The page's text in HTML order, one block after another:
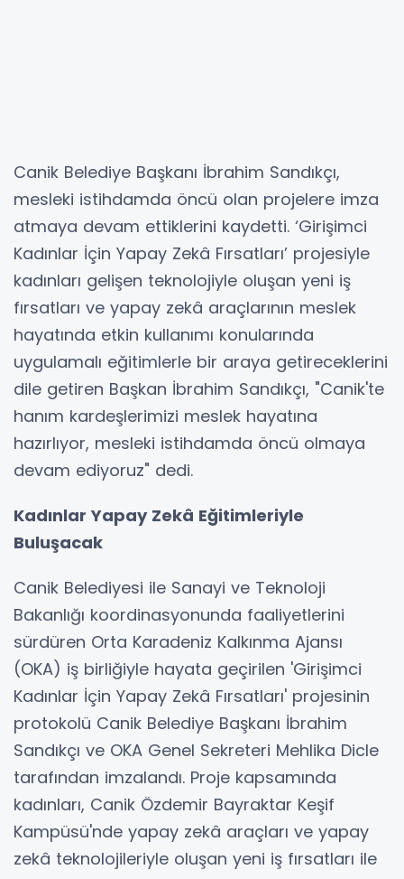
Canik Belediye Başkanı İbrahim Sandıkçı,
mesleki istihdamda öncü olan projelere imza
atmaya devam ettiklerini kaydetti. ‘Girişimci
Kadınlar İçin Yapay Zekâ Fırsatları’ projesiyle
kadınları gelişen teknolojiyle oluşan yeni iş
fırsatları ve yapay zekâ araçlarının meslek
hayatında etkin kullanımı konularında
uygulamalı eğitimlerle bir araya getireceklerini
dile getiren Başkan İbrahim Sandıkçı, "Canik'te
hanım kardeşlerimizi meslek hayatına
hazırlıyor, mesleki istihdamda öncü olmaya
devam ediyoruz" dedi.
Kadınlar Yapay Zekâ Eğitimleriyle
Buluşacak
Canik Belediyesi ile Sanayi ve Teknoloji
Bakanlığı koordinasyonunda faaliyetlerini
sürdüren Orta Karadeniz Kalkınma Ajansı
(OKA) iş birliğiyle hayata geçirilen 'Girişimci
Kadınlar İçin Yapay Zekâ Fırsatları' projesinin
protokolü Canik Belediye Başkanı İbrahim
Sandıkçı ve OKA Genel Sekreteri Mehlika Dicle
tarafından imzalandı. Proje kapsamında
kadınları, Canik Özdemir Bayraktar Keşif
Kampüsü'nde yapay zekâ araçları ve yapay
zekâ teknolojileriyle oluşan yeni iş fırsatları ile